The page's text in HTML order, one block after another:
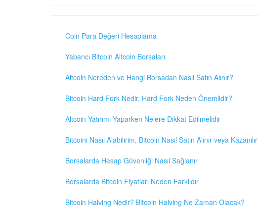
Coin Para Değeri Hesaplama
Yabancı Bitcoin Altcoin Borsaları
Altcoin Nereden ve Hangi Borsadan Nasıl Satın Alınır?
Bitcoin Hard Fork Nedir, Hard Fork Neden Önemlidir?
Altcoin Yatırımı Yaparken Nelere Dikkat Edilmelidir
Bitcoini Nasıl Alabilirim, Bitcoin Nasıl Satın Alınır veya Kazanılır
Borsalarda Hesap Güvenliği Nasıl Sağlanır
Borsalarda Bitcoin Fiyatları Neden Farklıdır
Bitcoin Halving Nedir? Bitcoin Halving Ne Zaman Olacak?